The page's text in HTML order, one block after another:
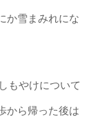
か雪まみれにな
もやけについて
から帰った後は